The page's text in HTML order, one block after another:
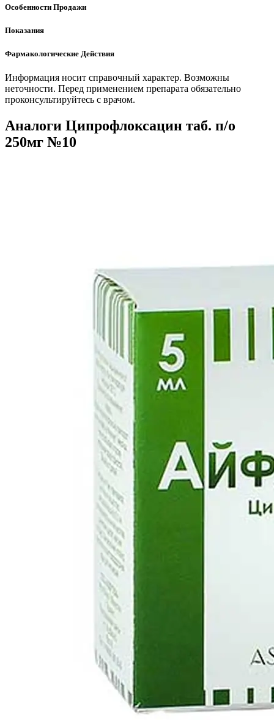
Особенности Продажи
Показания
Фармакологические Действия
Информация носит справочный характер. Возможны
неточности. Перед применением препарата обязательно
проконсультируйтесь с врачом.
Аналоги Ципрофлоксацин таб. п/о
250мг №10